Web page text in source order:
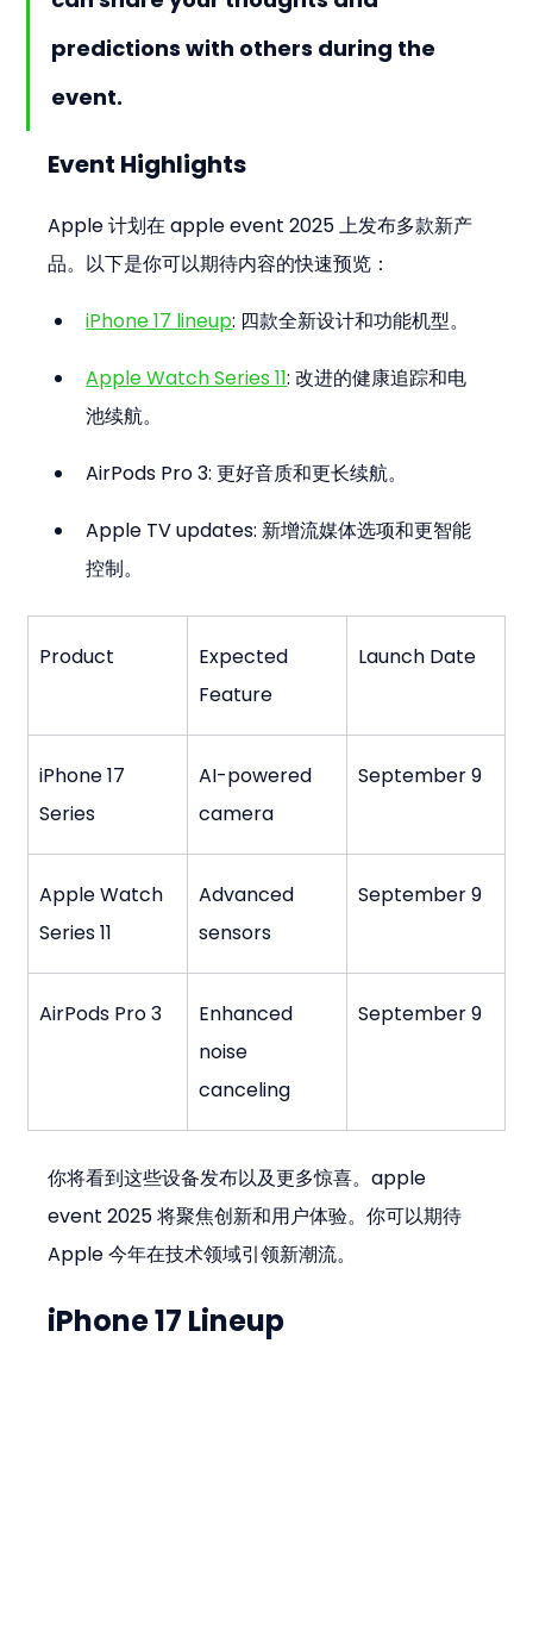
predictions with others during the
event.
Event Highlights
Apple 计划在 apple event 2025 上发布多款新产
品。以下是你可以期待内容的快速预览：
iPhone 17 lineup: 四款全新设计和功能机型。
Apple Watch Series 11: 改进的健康追踪和电
池续航。
AirPods Pro 3: 更好音质和更长续航。
Apple TV updates: 新增流媒体选项和更智能
控制。
Product
Expected
Feature
Launch Date
iPhone 17
Series
AI-powered
camera
September 9
Apple Watch
Series 11
Advanced
sensors
September 9
AirPods Pro 3
Enhanced
noise
canceling
September 9
你将看到这些设备发布以及更多惊喜。apple
event 2025 将聚焦创新和用户体验。你可以期待
Apple 今年在技术领域引领新潮流。
iPhone 17 Lineup